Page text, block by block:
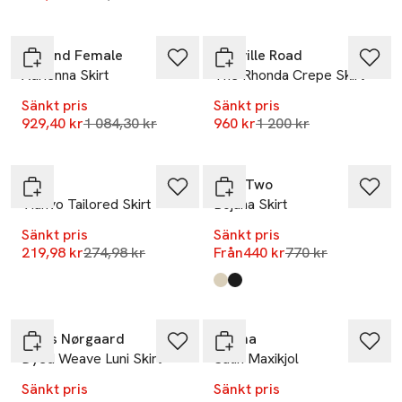
Second Female
Adrienna Skirt
Sänkt pris
929,40 krLägsta pris 30 dagar
1 084,30 kr
Marville Road
The Rhonda Crepe Skirt
Sänkt pris
960 krLägsta pris 30 dagar
1 200 kr
Vila
Vianvo Tailored Skirt
Sänkt pris
219,98 krLägsta pris 30 dagar
274,98 kr
-43%
Part Two
Bojana Skirt
Sänkt pris
Från440 krLägsta pris 30
770 kr
Produkten finns i färgerna:
French Oak
Black
Mads Nørgaard
Dyed Weave Luni Skirt
Sänkt pris
Malina
Satin Maxikjol
Sänkt pris